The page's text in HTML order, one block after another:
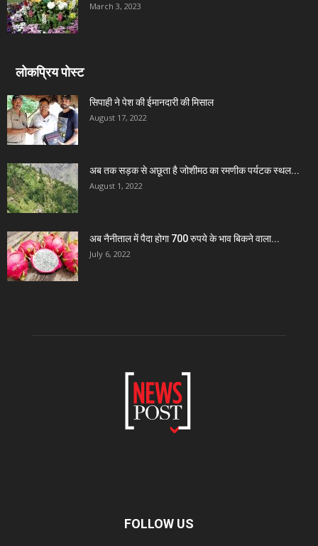
March 3, 2023
लोकप्रिय पोस्ट
सिपाही ने पेश की ईमानदारी की मिसाल
August 17, 2022
अब तक सड़क से अछूता है जोशीमठ का रमणीक पर्यटक स्थल...
August 1, 2022
अब नैनीताल में पैदा होगा 700 रुपये के भाव बिकने वाला...
July 6, 2022
FOLLOW US